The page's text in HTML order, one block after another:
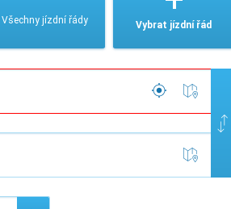
Všechny jízdní řády Vybrat jízdní řád